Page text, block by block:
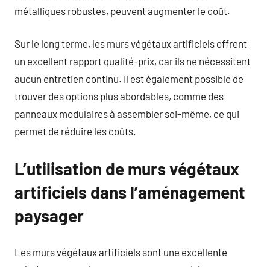
métalliques robustes, peuvent augmenter le coût.
Sur le long terme, les murs végétaux artificiels offrent
un excellent rapport qualité-prix, car ils ne nécessitent
aucun entretien continu. Il est également possible de
trouver des options plus abordables, comme des
panneaux modulaires à assembler soi-même, ce qui
permet de réduire les coûts.
L’utilisation de murs végétaux
artificiels dans l’aménagement
paysager
Les murs végétaux artificiels sont une excellente